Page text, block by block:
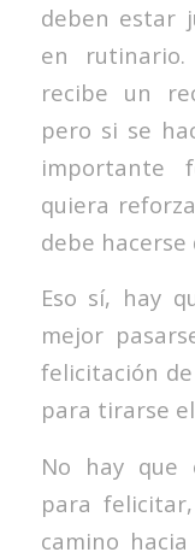
deben estar
en
recibe un
pero si se
importante
quiera
debe
Eso sí, hay
mejor
felicitación
para tirarse
No hay que
para
camino